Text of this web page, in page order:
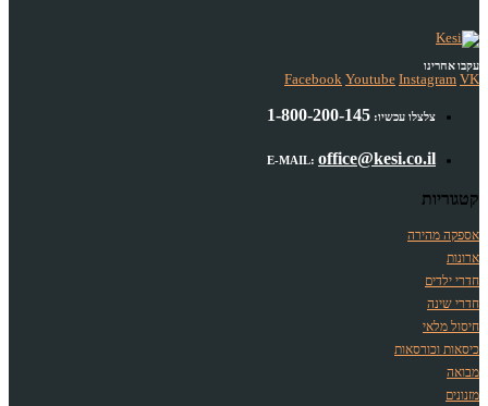
עקבו אחרינו
Facebook Youtube Instagram VK
צלצלו עכשיו: 1-800-200-145
E-MAIL: office@kesi.co.il
קטגוריות
אספקה מהירה
ארונות
חדרי ילדים
חדרי שינה
חיסול מלאי
כיסאות וכורסאות
מבואה
מזנונים